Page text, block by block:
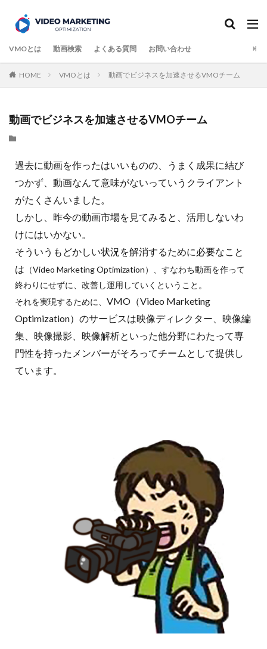
VMOとは 動画検索 よくある質問 お問い合わせ
HOME VMOとは 動画でビジネスを加速させるVMOチーム
動画でビジネスを加速させるVMOチーム
過去に動画を作ったはいいものの、うまく成果に結び
つかず、動画なんて意味がないっていうクライアント
がたくさんいました。
しかし、昨今の動画市場を見てみると、活用しないわ
けにはいかない。
そういうもどかしい状況を解消するために必要なこと
は （Video Marketing Optimization）、すなわち動画を作って
終わりにせずに、改善し運用していくということ。
それを実現するために、 VMO（Video Marketing
Optimization）のサービスは映像ディレクター、映像編
集、映像撮影、映像解析といった他分野にわたって専
門性を持ったメンバーがそろってチームとして提供し
ています。